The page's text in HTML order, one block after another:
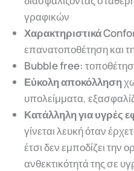
γραφικών
Χαρακτηριστικά
επανατοποθέτηση και
Bubble free:
Εύκολη αποκόλληση
υπολείμματα,
Κατάλληλη για υγρές
γίνεται λευκή όταν
έτσι δεν εμποδίζει την
ανθεκτικότητά της σε